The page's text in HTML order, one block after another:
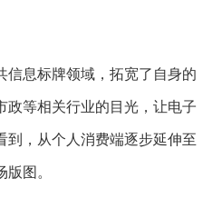
息标牌领域，拓宽了自身的
政等相关行业的目光，让电子
到，从个人消费端逐步延伸至
图。